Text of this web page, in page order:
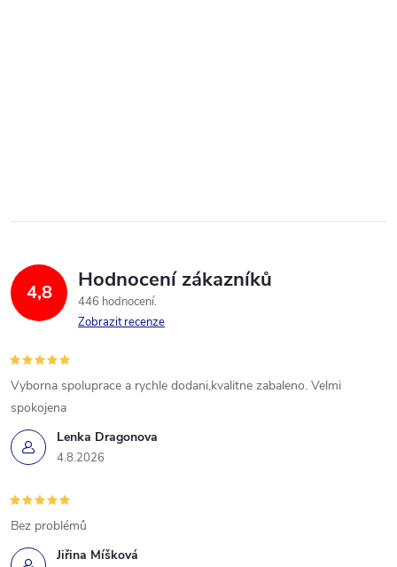
4,8 Hodnocení zákazníků
446 hodnocení
Zobrazit recenze
Lenka Dragonova
4.8.2026
Vyborna spoluprace a rychle dodani,kvalitne zabaleno. Velmi
spokojena
Jiřina Míšková
Bez problémů